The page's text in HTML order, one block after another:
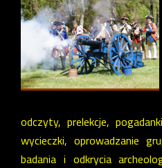
odczyty, prelekcje,
wycieczki, oprowadzanie
badania i odkrycia